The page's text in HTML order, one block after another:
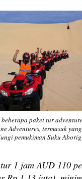
beberapa paket tur
Adventures, termasuk yang
pemukiman Suku
1 jam AUD 110